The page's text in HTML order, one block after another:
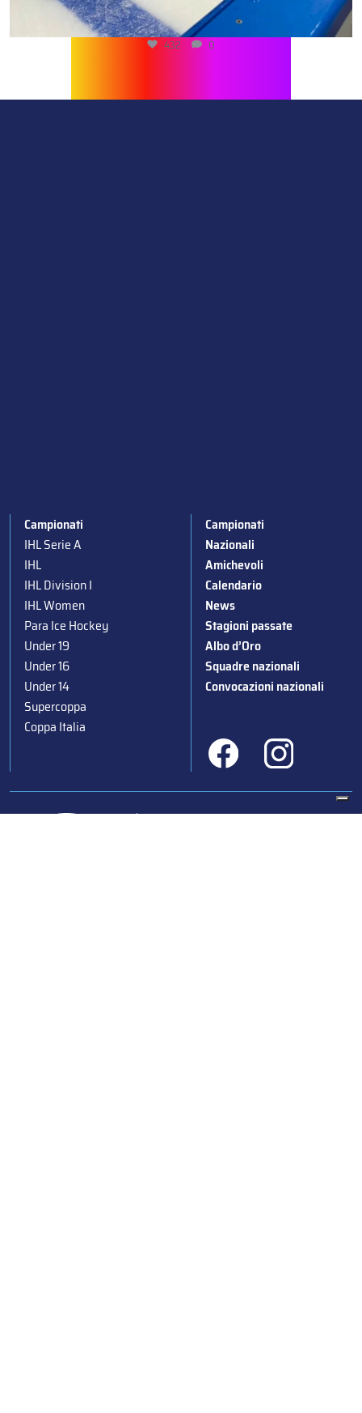
432 0
Campionati
IHL Serie A
IHL
IHL Division I
IHL Women
Para Ice Hockey
Under 19
Under 16
Under 14
Supercoppa
Coppa Italia
Campionati
Nazionali
Amichevoli
Calendario
News
Stagioni passate
Albo d’Oro
Squadre nazionali
Convocazioni nazionali